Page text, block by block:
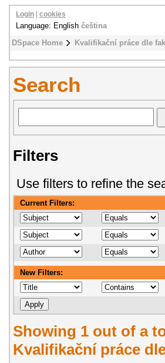
DSpace Home Kvalifikační práce dle
Login cookies
Language: English čeština
Search
Filters
Use filters to refine the
Current Filters:
New Filters:
Showing 1 out of a
Kvalifikační práce